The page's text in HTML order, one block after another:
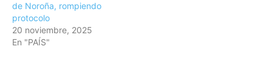
de Noroña, rompiendo
protocolo
20 noviembre, 2025
En "PAÍS"